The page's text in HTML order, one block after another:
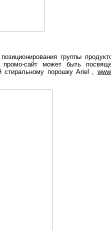
группы
сайт может быть
стиральному порошку Ariel ,